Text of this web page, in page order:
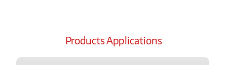
Products Applications